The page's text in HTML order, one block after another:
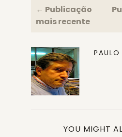
← Publicação
mais recente
YOU MIGHT